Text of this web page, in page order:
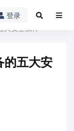
登录
大安全插件
五大安